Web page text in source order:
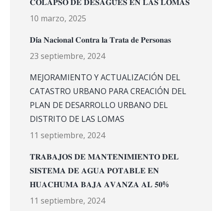
10 marzo, 2025
𝐃𝐢́𝐚 𝐍𝐚𝐜𝐢𝐨𝐧𝐚𝐥 𝐂𝐨𝐧𝐭𝐫𝐚 𝐥𝐚 𝐓𝐫𝐚𝐭𝐚 𝐝𝐞 𝐏𝐞𝐫𝐬𝐨𝐧𝐚𝐬
23 septiembre, 2024
MEJORAMIENTO Y ACTUALIZACIÓN DEL
CATASTRO URBANO PARA CREACIÓN DEL
PLAN DE DESARROLLO URBANO DEL
DISTRITO DE LAS LOMAS
11 septiembre, 2024
𝐓𝐑𝐀𝐁𝐀𝐉𝐎𝐒 𝐃𝐄 𝐌𝐀𝐍𝐓𝐄𝐍𝐈𝐌𝐈𝐄𝐍𝐓𝐎 𝐃𝐄𝐋
𝐒𝐈𝐒𝐓𝐄𝐌𝐀 𝐃𝐄 𝐀𝐆𝐔𝐀 𝐏𝐎𝐓𝐀𝐁𝐋𝐄 𝐄𝐍
𝐇𝐔𝐀𝐂𝐇𝐔𝐌𝐀 𝐁𝐀𝐉𝐀 𝐀𝐕𝐀𝐍𝐙𝐀 𝐀𝐋 𝟓𝟎%
11 septiembre, 2024